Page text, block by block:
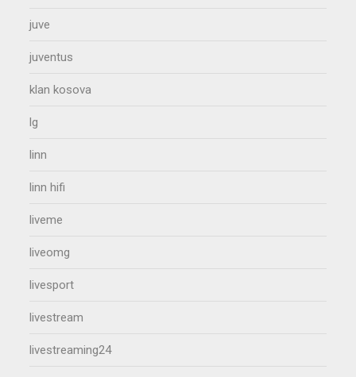
juve
juventus
klan kosova
lg
linn
linn hifi
liveme
liveomg
livesport
livestream
livestreaming24